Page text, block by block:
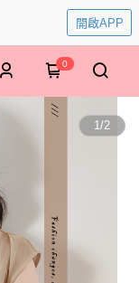
開啟APP
0
1/2